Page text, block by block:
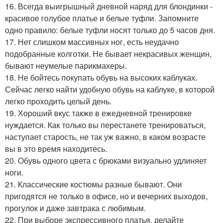
16. Всегда выигрышный дневной наряд для блондинки -
красивое голубое платье и белые туфли. Запомните
одно правило: белые туфли носят только до 5 часов дня.
17. Нет слишком массивных ног, есть неудачно
подобранные колготки. Не бывает некрасивых женщин,
бывают неумелые парикмахеры.
18. Не бойтесь покупать обувь на высоких каблуках.
Сейчас легко найти удобную обувь на каблуке, в которой
легко проходить целый день.
19. Хороший вкус также в ежедневной тренировке
нуждается. Как только вы перестанете тренироваться,
наступает старость, не так уж важно, в каком возрасте
вы в это время находитесь.
20. Обувь одного цвета с брюками визуально удлиняет
ноги.
21. Классические костюмы разные бывают. Они
пригодятся не только в офисе, но и вечерних выходов,
прогулок и даже завтрака с любимым.
22. При выборе экспрессивного платья, делайте